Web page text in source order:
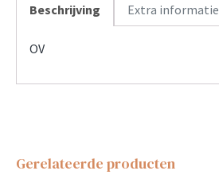
Beschrijving Extra informatie
OV
Gerelateerde producten